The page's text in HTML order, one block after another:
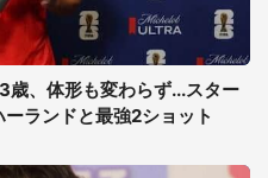
、体形も変わらず...スター
ランドと最強2ショット